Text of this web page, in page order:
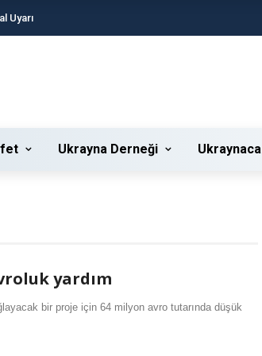
Uyarı
Ukrayna Derneği
yardım
bir proje için 64 milyon avro tutarında düşük